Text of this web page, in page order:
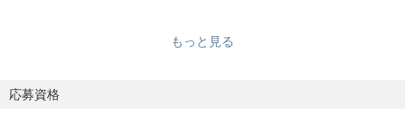
1. 意思決定のスピードアップ（上から下へ）
方針を、現場が実行できる具体的なタスクへ落とし込みま
JR新宿ミライナタワー 18F
■勤務時間
もっと見る
応募資格